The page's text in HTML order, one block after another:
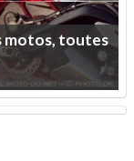
motos,toutes